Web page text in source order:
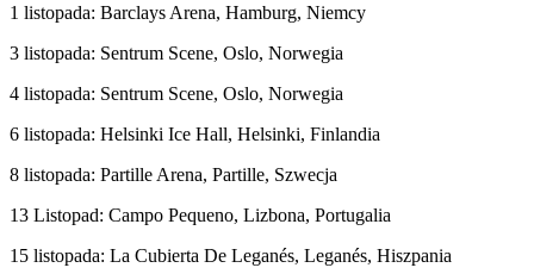
1 listopada: Barclays Arena, Hamburg, Niemcy
3 listopada: Sentrum Scene, Oslo, Norwegia
4 listopada: Sentrum Scene, Oslo, Norwegia
6 listopada: Helsinki Ice Hall, Helsinki, Finlandia
8 listopada: Partille Arena, Partille, Szwecja
13 Listopad: Campo Pequeno, Lizbona, Portugalia
15 listopada: La Cubierta De Leganés, Leganés, Hiszpania